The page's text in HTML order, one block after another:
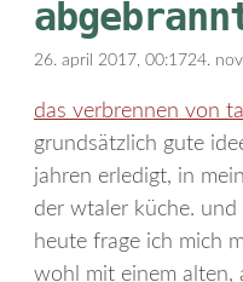
26. april 2017, 00:1724.
das verbrennen von
grundsätzlich gute
jahren erledigt, in
der wtaler küche. und
heute frage ich mich
wohl mit einem alten,